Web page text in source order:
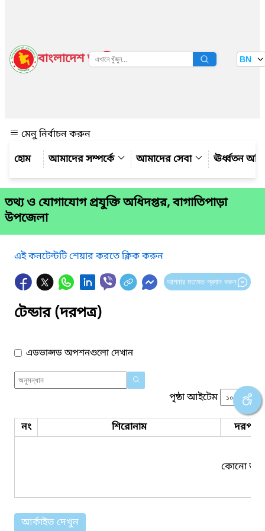
বাংলাদেশ জাতীয় তথ্য বাতায়ন BN
মেনু নির্বাচন করুন
আমাদের সম্পর্কে
আমাদের সেবা ঊর্ধ্বতন
তথ্য ও যোগাযোগ প্রযুক্তি অধিদপ্তর, বাগাতিপাড়া
উপজেলা
এই কনটেন্টটি শেয়ার করতে ক্লিক করুন
আপনার মতামত প্রদান করুন
টেন্ডার (দরপত্র)
এডভান্সড অপশনগুলো দেখান
পৃষ্ঠা আইটেম
নং শিরোনাম দরপত্র
কোনো তথ্য
আর্কাইভ দেখুন